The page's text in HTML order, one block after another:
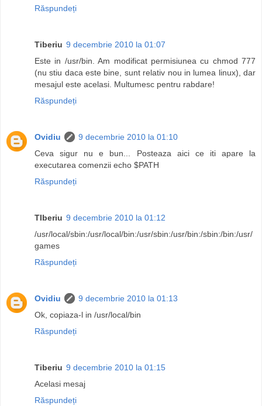
Răspundeți
Tiberiu 9 decembrie 2010 la 01:07
Este in /usr/bin. Am modificat permisiunea cu chmod 777
(nu stiu daca este bine, sunt relativ nou in lumea linux), dar
mesajul este acelasi. Multumesc pentru rabdare!
Răspundeți
Ovidiu
9 decembrie 2010 la 01:10
Ceva sigur nu e bun... Posteaza aici ce iti apare la
executarea comenzii echo $PATH
Răspundeți
TIberiu 9 decembrie 2010 la 01:12
/usr/local/sbin:/usr/local/bin:/usr/sbin:/usr/bin:/sbin:/bin:/usr/
games
Răspundeți
Ovidiu
9 decembrie 2010 la 01:13
Ok, copiaza-l in /usr/local/bin
Răspundeți
Tiberiu 9 decembrie 2010 la 01:15
Acelasi mesaj
Răspundeți